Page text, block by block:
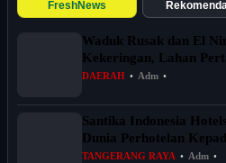
FreshNews
Waduk Rusak dan El
Kekeringan, Lahan
Tegal T...
DAERAH • Adm •
Santika Indonesia
Dunia Perhotelan
TANGERANG RAYA • Adm •